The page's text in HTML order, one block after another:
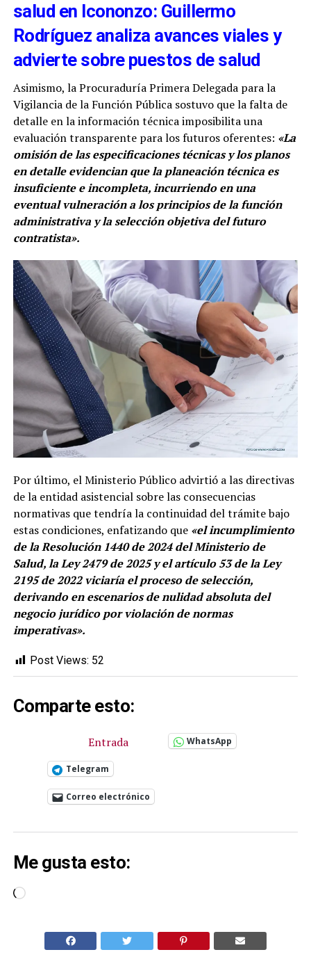
salud en Icononzo: Guillermo
Rodríguez analiza avances viales y
advierte sobre puestos de salud
Asimismo, la Procuraduría Primera Delegada para la
Vigilancia de la Función Pública sostuvo que la falta de
detalle en la información técnica imposibilita una
evaluación transparente para los futuros oferentes: «La
omisión de las especificaciones técnicas y los planos
en detalle evidencian que la planeación técnica es
insuficiente e incompleta, incurriendo en una
eventual vulneración a los principios de la función
administrativa y la selección objetiva del futuro
contratista».
Por último, el Ministerio Público advirtió a las directivas
de la entidad asistencial sobre las consecuencias
normativas que tendría la continuidad del trámite bajo
estas condiciones, enfatizando que «el incumplimiento
de la Resolución 1440 de 2024 del Ministerio de
Salud, la Ley 2479 de 2025 y el artículo 53 de la Ley
2195 de 2022 viciaría el proceso de selección,
derivando en escenarios de nulidad absoluta del
negocio jurídico por violación de normas
imperativas».
Post Views: 52
Comparte esto:
Entrada WhatsApp
Telegram
Correo electrónico
Me gusta esto:
Cargando...